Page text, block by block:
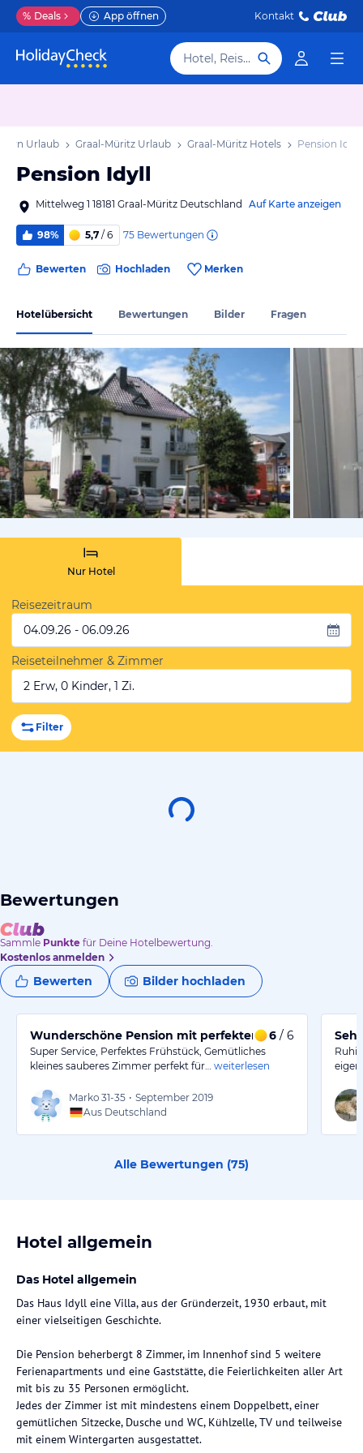
% Deals App öffnen Kontakt
Hotel, Reiseziel
Urlaub Graal-Müritz Urlaub Graal-Müritz Hotels Pension Idyll
Pension Idyll
Mittelweg 1 18181 Graal-Müritz Deutschland Auf Karte anzeigen
98% 5,7 / 6 75 Bewertungen
Bewerten Hochladen Merken
Hotelübersicht Bewertungen Bilder Fragen
vom
Nur Hotel
Reisezeitraum
04.09.26 - 06.09.26
Reiseteilnehmer & Zimmer
2 Erw, 0 Kinder, 1 Zi.
Filter
Bewertungen
Sammle Punkte für Deine Hotelbewertung.
Kostenlos anmelden
Bewerten Bilder hochladen
Wunderschöne Pension mit perfektem Service.
6 / 6
Super Service, Perfektes Frühstück, Gemütliches
kleines sauberes Zimmer perfekt für…
weiterlesen
Marko 31-35 • September 2019
Aus Deutschland
Alle Bewertungen (75)
Hotel allgemein
Das Hotel allgemein
Das Haus Idyll eine Villa, aus der Gründerzeit, 1930 erbaut, mit
einer vielseitigen Geschichte.
Die Pension beherbergt 8 Zimmer, im Innenhof sind 5 weitere
Ferienapartments und eine Gaststätte, die Feierlichkeiten aller Art
mit bis zu 35 Personen ermöglicht.
Jedes der Zimmer ist mit mindestens einem Doppelbett, einer
gemütlichen Sitzecke, Dusche und WC, Kühlzelle, TV und teilweise
mit einem Wintergarten ausgestattet.